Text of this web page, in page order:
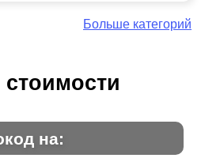
Больше категорий
стоимости
на: